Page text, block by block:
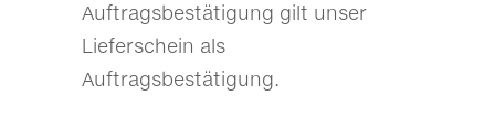
Auftragsbestätigung gilt unser
Lieferschein als
Auftragsbestätigung.